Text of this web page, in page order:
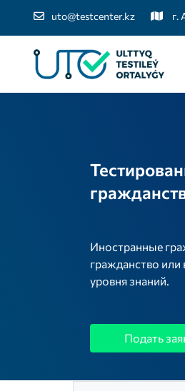
uto@testcenter.kz г.
Иностранные
гражданство или
уровня знаний.
Подать